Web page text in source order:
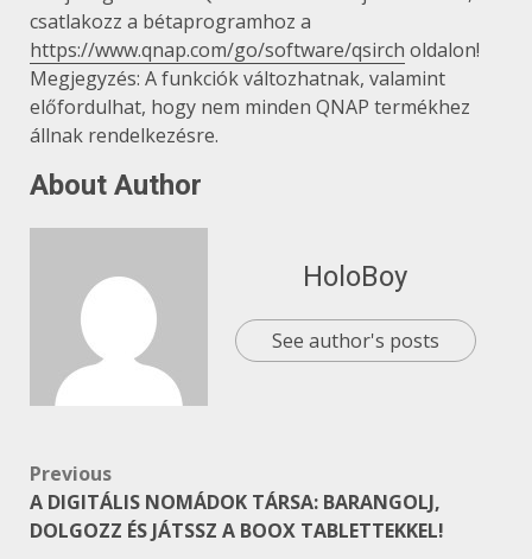
csatlakozz a bétaprogramhoz a
https://www.qnap.com/go/software/qsirch oldalon!
Megjegyzés: A funkciók változhatnak, valamint
előfordulhat, hogy nem minden QNAP termékhez
állnak rendelkezésre.
About Author
HoloBoy
See author's posts
Post
navigation
Previous
A DIGITÁLIS NOMÁDOK TÁRSA: BARANGOLJ,
DOLGOZZ ÉS JÁTSSZ A BOOX TABLETTEKKEL!